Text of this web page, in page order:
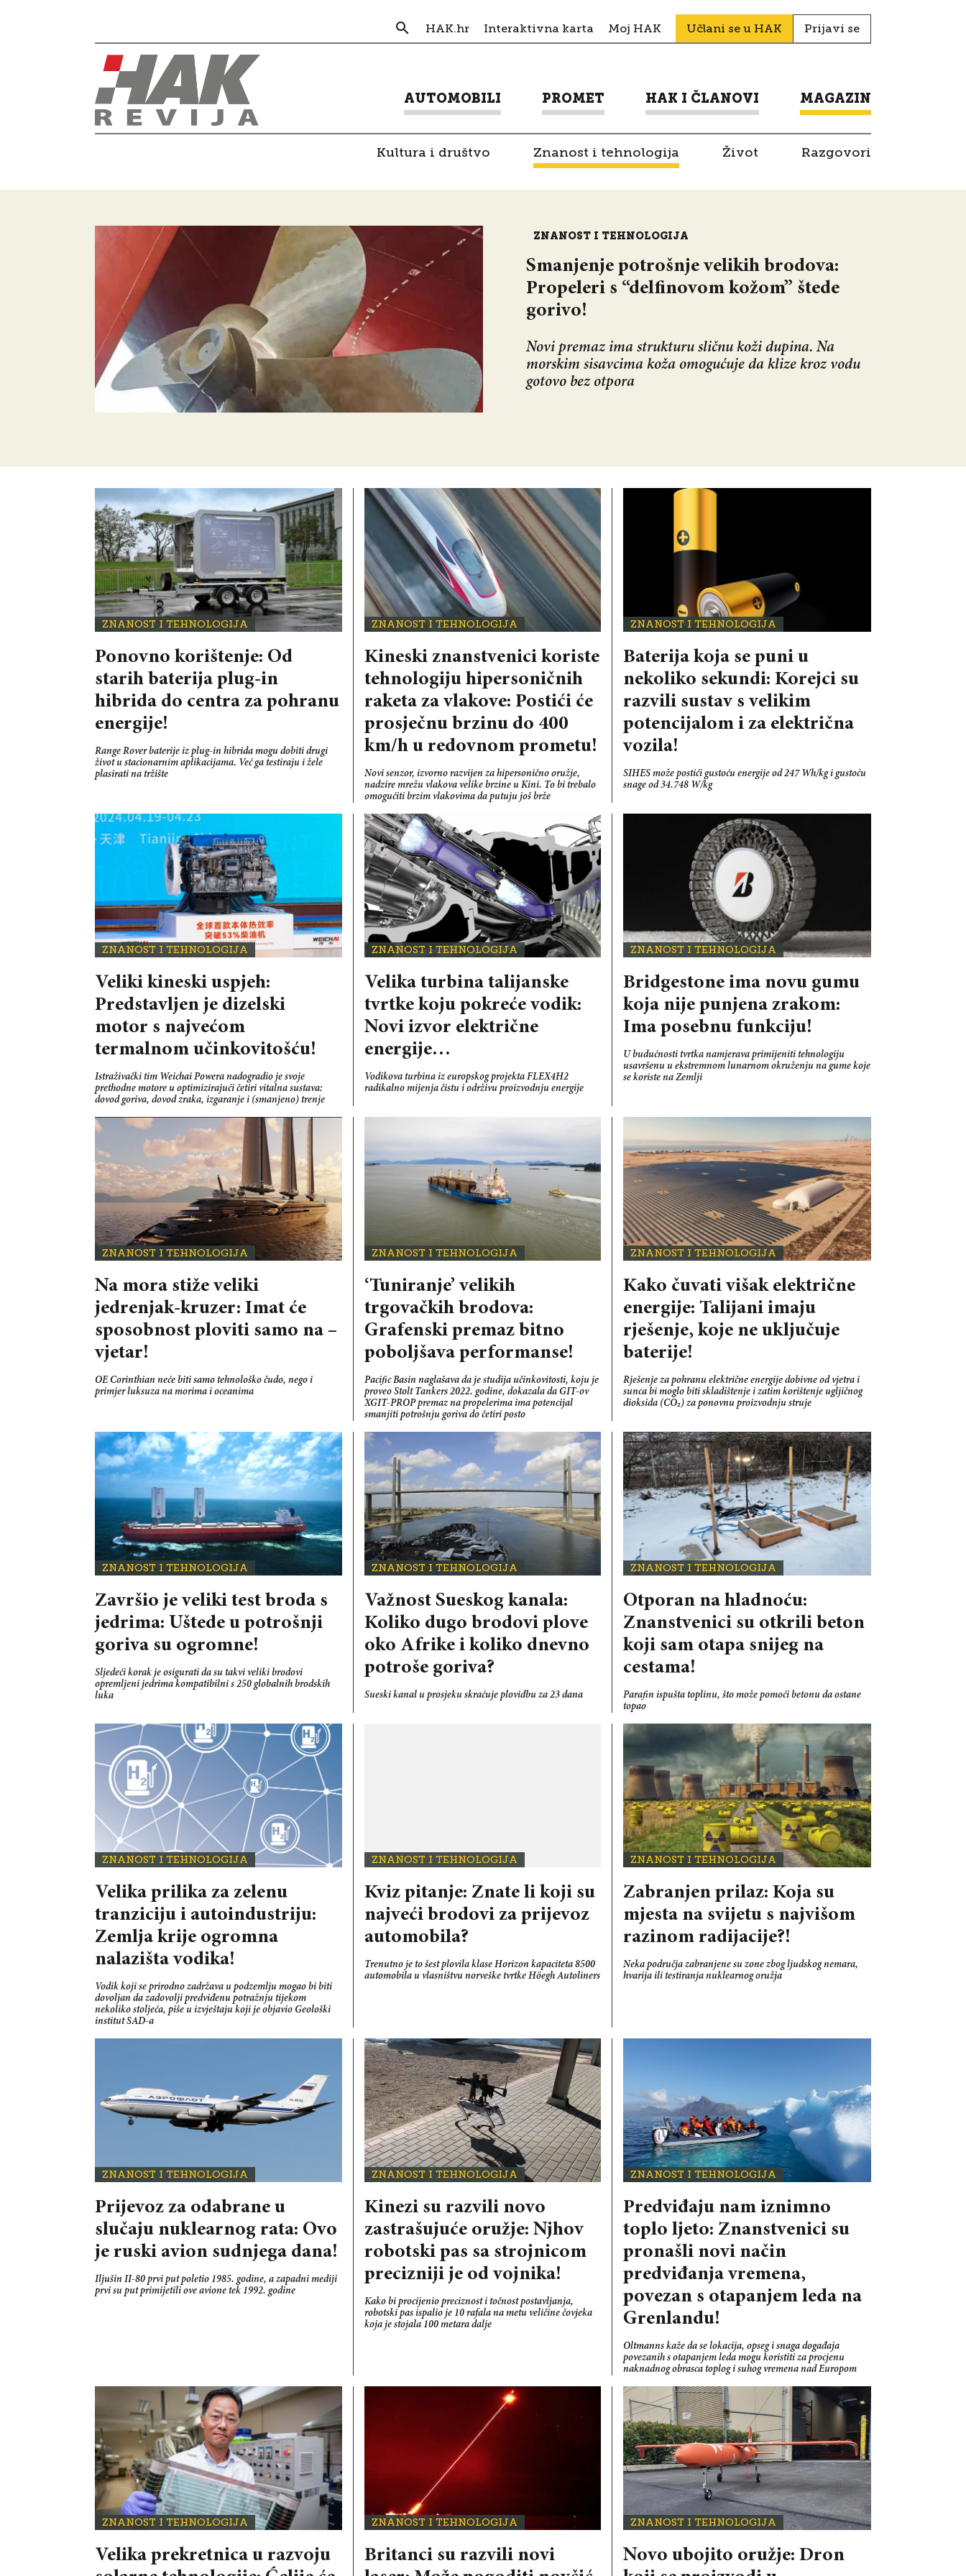
HAK.hr Interaktivna karta Moj HAK Učlani se u HAK Prijavi se
AUTOMOBILI PROMET HAK I ČLANOVI MAGAZIN
Kultura i društvo Znanost i tehnologija Život Razgovori
ZNANOST I TEHNOLOGIJA
Smanjenje potrošnje velikih brodova:
Propeleri s “delfinovom kožom” štede
gorivo!
Novi premaz ima strukturu sličnu koži dupina. Na
morskim sisavcima koža omogućuje da klize kroz vodu
gotovo bez otpora
ZNANOST I TEHNOLOGIJA
Ponovno korištenje: Od
starih baterija plug-in
hibrida do centra za pohranu
energije!
Range Rover baterije iz plug-in hibrida mogu dobiti drugi
život u stacionarnim aplikacijama. Već ga testiraju i žele
plasirati na tržište
ZNANOST I TEHNOLOGIJA
Kineski znanstvenici koriste
tehnologiju hipersoničnih
raketa za vlakove: Postići će
prosječnu brzinu do 400
km/h u redovnom prometu!
Novi senzor, izvorno razvijen za hipersonično oružje,
nadzire mrežu vlakova velike brzine u Kini. To bi trebalo
omogućiti brzim vlakovima da putuju još brže
ZNANOST I TEHNOLOGIJA
Baterija koja se puni u
nekoliko sekundi: Korejci su
razvili sustav s velikim
potencijalom i za električna
vozila!
SIHES može postići gustoću energije od 247 Wh/kg i gustoću
snage od 34.748 W/kg
ZNANOST I TEHNOLOGIJA
Veliki kineski uspjeh:
Predstavljen je dizelski
motor s najvećom
termalnom učinkovitošću!
Istraživački tim Weichai Powera nadogradio je svoje
prethodne motore u optimizirajući četiri vitalna sustava:
dovod goriva, dovod zraka, izgaranje i (smanjeno) trenje
ZNANOST I TEHNOLOGIJA
Velika turbina talijanske
tvrtke koju pokreće vodik:
Novi izvor električne
energije…
Vodikova turbina iz europskog projekta FLEX4H2
radikalno mijenja čistu i održivu proizvodnju energije
ZNANOST I TEHNOLOGIJA
Bridgestone ima novu gumu
koja nije punjena zrakom:
Ima posebnu funkciju!
U budućnosti tvrtka namjerava primijeniti tehnologiju
usavršenu u ekstremnom lunarnom okruženju na gume koje
se koriste na Zemlji
ZNANOST I TEHNOLOGIJA
Na mora stiže veliki
jedrenjak-kruzer: Imat će
sposobnost ploviti samo na –
vjetar!
OE Corinthian neće biti samo tehnološko čudo, nego i
primjer luksuza na morima i oceanima
ZNANOST I TEHNOLOGIJA
‘Tuniranje’ velikih
trgovačkih brodova:
Grafenski premaz bitno
poboljšava performanse!
Pacific Basin naglašava da je studija učinkovitosti, koju je
proveo Stolt Tankers 2022. godine, dokazala da GIT-ov
XGIT-PROP premaz na propelerima ima potencijal
smanjiti potrošnju goriva do četiri posto
ZNANOST I TEHNOLOGIJA
Kako čuvati višak električne
energije: Talijani imaju
rješenje, koje ne uključuje
baterije!
Rješenje za pohranu električne energije dobivne od vjetra i
sunca bi moglo biti skladištenje i zatim korištenje ugljičnog
dioksida (CO₂) za ponovnu proizvodnju struje
ZNANOST I TEHNOLOGIJA
Završio je veliki test broda s
jedrima: Uštede u potrošnji
goriva su ogromne!
Sljedeći korak je osigurati da su takvi veliki brodovi
opremljeni jedrima kompatibilni s 250 globalnih brodskih
luka
ZNANOST I TEHNOLOGIJA
Važnost Sueskog kanala:
Koliko dugo brodovi plove
oko Afrike i koliko dnevno
potroše goriva?
Sueski kanal u prosjeku skraćuje plovidbu za 23 dana
ZNANOST I TEHNOLOGIJA
Otporan na hladnoću:
Znanstvenici su otkrili beton
koji sam otapa snijeg na
cestama!
Parafin ispušta toplinu, što može pomoći betonu da ostane
topao
ZNANOST I TEHNOLOGIJA
Velika prilika za zelenu
tranziciju i autoindustriju:
Zemlja krije ogromna
nalazišta vodika!
Vodik koji se prirodno zadržava u podzemlju mogao bi biti
dovoljan da zadovolji predviđenu potražnju tijekom
nekoliko stoljeća, piše u izvještaju koji je objavio Geološki
institut SAD-a
ZNANOST I TEHNOLOGIJA
Kviz pitanje: Znate li koji su
najveći brodovi za prijevoz
automobila?
Trenutno je to šest plovila klase Horizon kapaciteta 8500
automobila u vlasništvu norveške tvrtke Höegh Autoliners
ZNANOST I TEHNOLOGIJA
Zabranjen prilaz: Koja su
mjesta na svijetu s najvišom
razinom radijacije?!
Neka područja zabranjene su zone zbog ljudskog nemara,
hvarija ili testiranja nuklearnog oružja
ZNANOST I TEHNOLOGIJA
Prijevoz za odabrane u
slučaju nuklearnog rata: Ovo
je ruski avion sudnjega dana!
Iljušin II-80 prvi put poletio 1985. godine, a zapadni mediji
prvi su put primijetili ove avione tek 1992. godine
ZNANOST I TEHNOLOGIJA
Kinezi su razvili novo
zastrašujuće oružje: Njhov
robotski pas sa strojnicom
precizniji je od vojnika!
Kako bi procijenio preciznost i točnost postavljanja,
robotski pas ispalio je 10 rafala na metu veličine čovjeka
koja je stojala 100 metara dalje
ZNANOST I TEHNOLOGIJA
Predviđaju nam iznimno
toplo ljeto: Znanstvenici su
pronašli novi način
predviđanja vremena,
povezan s otapanjem leda na
Grenlandu!
Oltmanns kaže da se lokacija, opseg i snaga događaja
povezanih s otapanjem leda mogu koristiti za procjenu
naknadnog obrasca toplog i suhog vremena nad Europom
ZNANOST I TEHNOLOGIJA
Velika prekretnica u razvoju
ZNANOST I TEHNOLOGIJA
Britanci su razvili novi
ZNANOST I TEHNOLOGIJA
Novo ubojito oružje: Dron